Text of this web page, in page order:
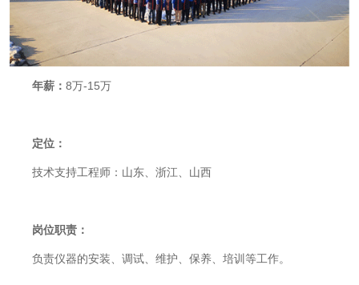
年薪： 8万-15万
定位：
技术支持工程师：山东、浙江、山西
岗位职责：
负责仪器的安装、调试、维护、保养、培训等工作。